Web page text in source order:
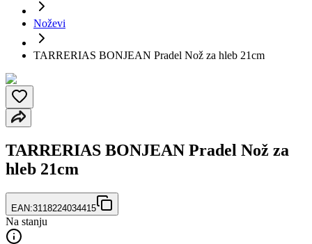
Noževi
TARRERIAS BONJEAN Pradel Nož za hleb 21cm
TARRERIAS BONJEAN Pradel Nož za
hleb 21cm
EAN:3118224034415
Na stanju